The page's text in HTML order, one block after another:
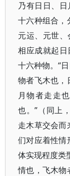
乃有日日、
十六种组合，
元运、元世
相应成就起
十六种物。“
物者飞木也，
月物者走走
也。”（同上
走木草交会而
们对应着性情
体实现程度类
情也，飞木物